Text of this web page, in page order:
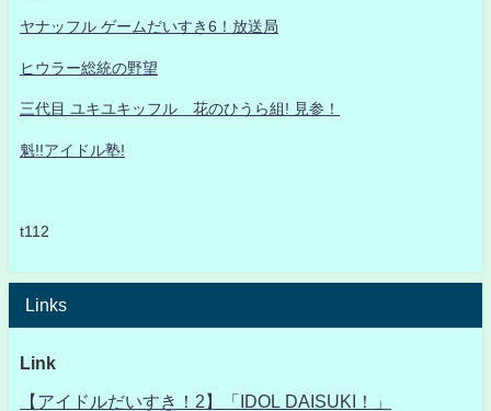
ヤナッフル ゲームだいすき6！放送局
ヒウラー総統の野望
三代目 ユキユキッフル 花のひうら組! 見参！
魁!!アイドル塾!
t112
Links
Link
【アイドルだいすき！2】「IDOL DAISUKI！」